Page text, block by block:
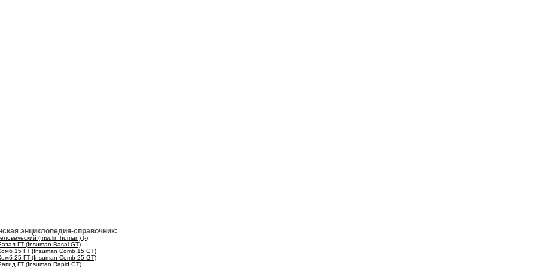
энциклопедия-справочник:
(Insulin human) (-)
ГТ (Insuman Basal GT)
15 ГТ (Insuman Comb 15 GT)
25 ГТ (Insuman Comb 25 GT)
ГТ (Insuman Rapid GT)